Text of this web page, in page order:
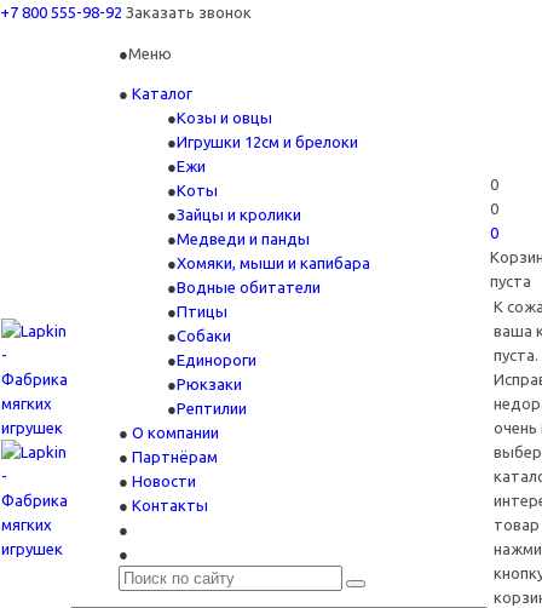
+7 800 555-98-92 Заказать звонок
Меню
Каталог
Козы и овцы
Игрушки 12см и брелоки
Ежи
Коты
Зайцы и кролики
Медведи и панды
Хомяки, мыши и капибара
Водные обитатели
Птицы
Собаки
Единороги
Рюкзаки
Рептилии
О компании
Партнёрам
Новости
Контакты
0
0
0
пуста
К
ваша
пуста.
очень
товар